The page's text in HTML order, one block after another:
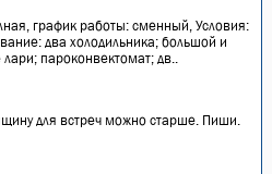
график работы: сменный, Условия:
два холодильника; большой и
пароконвектомат; дв..
для встреч можно старше. Пиши.